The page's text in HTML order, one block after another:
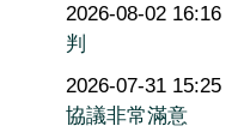
2026-08-02 16:16
判
2026-07-31 15:25
協議非常滿意